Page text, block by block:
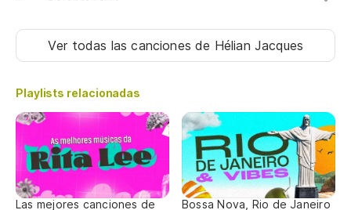
Ver todas las cancionesde Hélian Jacques
Playlists relacionadas
Las mejores canciones de
Bossa Nova, Rio de Janeiro